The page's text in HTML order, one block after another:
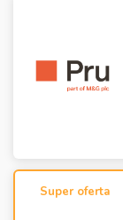
Super oferta